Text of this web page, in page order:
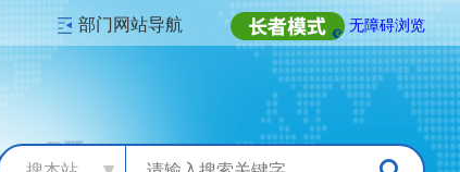
部门网站导航 无障碍浏览